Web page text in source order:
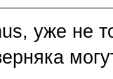
уже не